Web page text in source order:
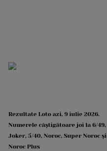
Rezultate Loto azi, 9 iulie 2026.
Numerele câștigătoare joi la 6/49,
Joker, 5/40, Noroc, Super Noroc și
Noroc Plus